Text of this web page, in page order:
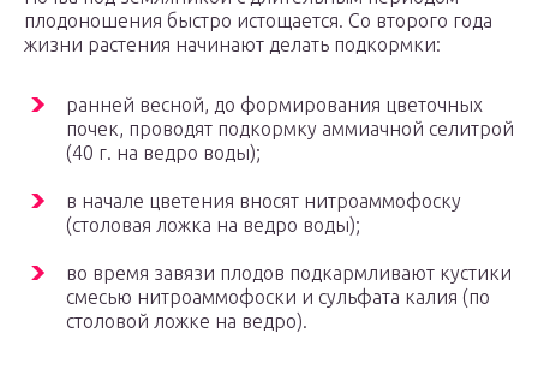
плодоношения быстро истощается. Со второго года
жизни растения начинают делать подкормки:
ранней весной, до формирования цветочных
почек, проводят подкормку аммиачной селитрой
(40 г. на ведро воды);
в начале цветения вносят нитроаммофоску
(столовая ложка на ведро воды);
во время завязи плодов подкармливают кустики
смесью нитроаммофоски и сульфата калия (по
столовой ложке на ведро).